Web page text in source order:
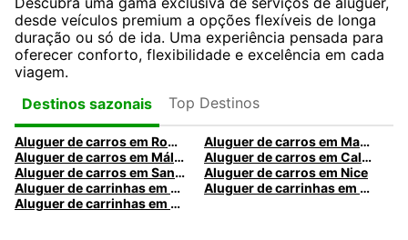
desde veículos premium a opções flexíveis de longa
duração ou só de ida. Uma experiência pensada para
oferecer conforto, flexibilidade e excelência em cada
viagem.
Destinos sazonais
Top Destinos
Aluguer de carros em Roma
Aluguer de carros em Madrid
Aluguer de carros em Málaga
Aluguer de carros em Caldas da Rainha
Aluguer de carros em Santa Maria da Feira
Aluguer de carros em Nice
Aluguer de carrinhas em Nice
Aluguer de carrinhas em Santa Maria da Feira
Aluguer de carrinhas em Caldas da Rainha